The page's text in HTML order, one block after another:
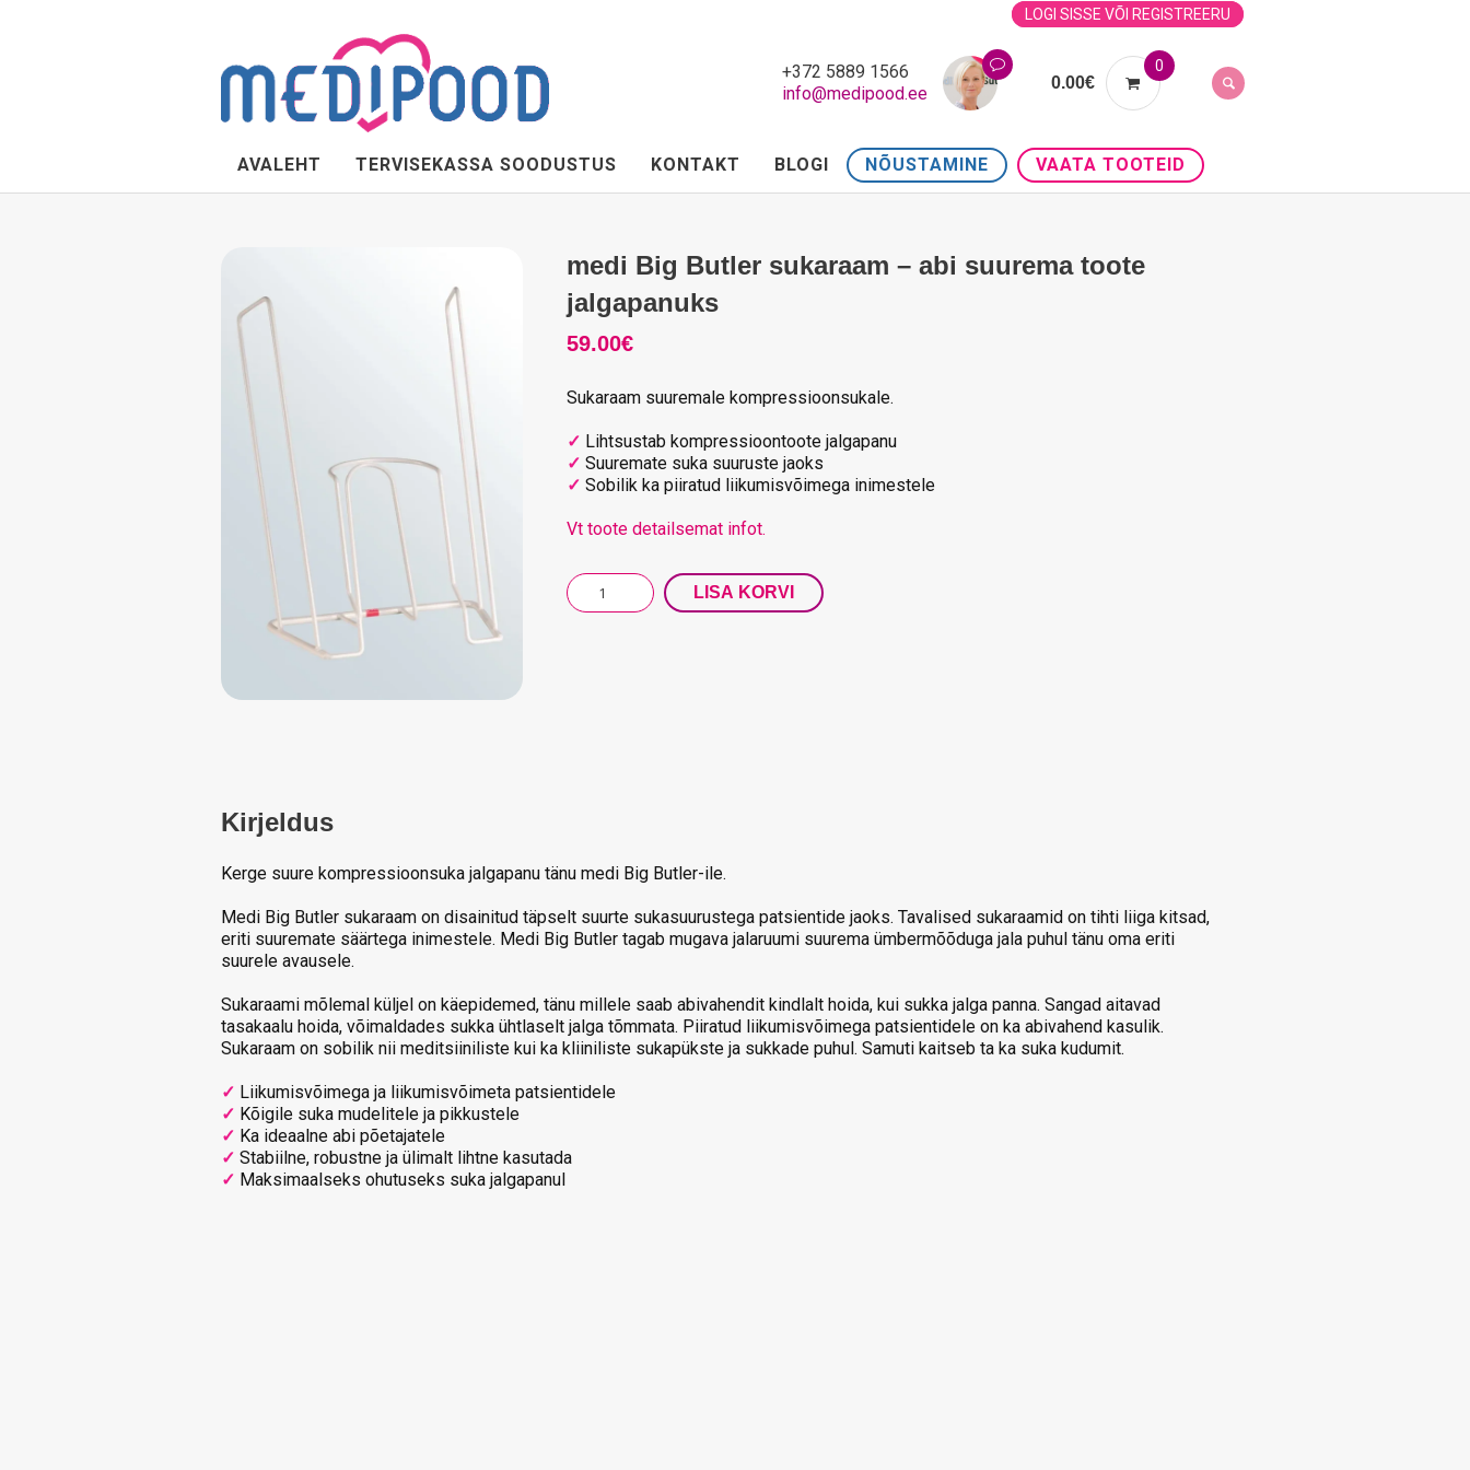
LOGI SISSE VÕI REGISTREERU
+372 5889 1566
info@medipood.ee
0.00€
0
AVALEHT TERVISEKASSA SOODUSTUS KONTAKT BLOGI NÕUSTAMINE VAATA TOOTEID
medi Big Butler sukaraam – abi suurema toote
jalgapanuks
59.00€
Sukaraam suuremale kompressioonsukale.
✓ Lihtsustab kompressioontoote jalgapanu
✓ Suuremate suka suuruste jaoks
✓ Sobilik ka piiratud liikumisvõimega inimestele
Vt toote detailsemat infot.
LISA KORVI
Kirjeldus
Kerge suure kompressioonsuka jalgapanu tänu medi Big Butler-ile.
Medi Big Butler sukaraam on disainitud täpselt suurte sukasuurustega patsientide jaoks. Tavalised sukaraamid on tihti liiga kitsad,
eriti suuremate säärtega inimestele. Medi Big Butler tagab mugava jalaruumi suurema ümbermõõduga jala puhul tänu oma eriti
suurele avausele.
Sukaraami mõlemal küljel on käepidemed, tänu millele saab abivahendit kindlalt hoida, kui sukka jalga panna. Sangad aitavad
tasakaalu hoida, võimaldades sukka ühtlaselt jalga tõmmata. Piiratud liikumisvõimega patsientidele on ka abivahend kasulik.
Sukaraam on sobilik nii meditsiiniliste kui ka kliiniliste sukapükste ja sukkade puhul. Samuti kaitseb ta ka suka kudumit.
✓ Liikumisvõimega ja liikumisvõimeta patsientidele
✓ Kõigile suka mudelitele ja pikkustele
✓ Ka ideaalne abi põetajatele
✓ Stabiilne, robustne ja ülimalt lihtne kasutada
✓ Maksimaalseks ohutuseks suka jalgapanul